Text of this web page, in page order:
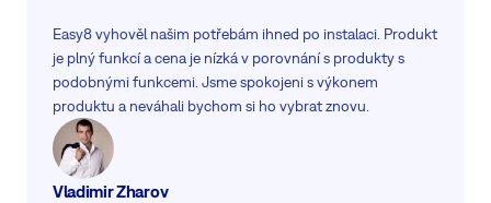
Vladimir Zharov
Easy8 vyhověl našim potřebám ihned po instalaci. Produkt
je plný funkcí a cena je nízká v porovnání s produkty s
podobnými funkcemi. Jsme spokojeni s výkonem
produktu a neváhali bychom si ho vybrat znovu.